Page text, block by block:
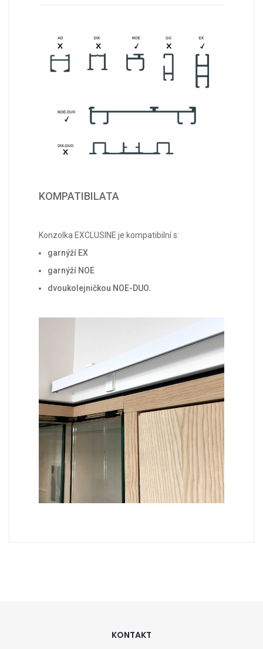
KOMPATIBILATA
Konzolka EXCLUSINE je kompatibilní s:
garnýží EX
garnýží NOE
dvoukolejničkou NOE-DUO.
KONTAKT